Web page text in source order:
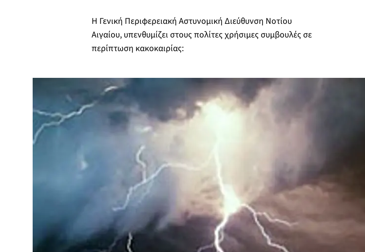
Η Γενική Περιφερειακή Αστυνομική Διεύθυνση Νοτίου
Αιγαίου, υπενθυμίζει στους πολίτες χρήσιμες συμβουλές σε
περίπτωση κακοκαιρίας: